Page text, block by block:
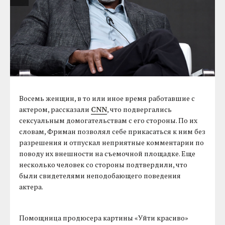
Восемь женщин, в то или иное время работавшие с
актером, рассказали CNN, что подвергались
сексуальным домогательствам с его стороны. По их
словам, Фриман позволял себе прикасаться к ним без
разрешения и отпускал неприятные комментарии по
поводу их внешности на съемочной площадке. Еще
несколько человек со стороны подтвердили, что
были свидетелями неподобающего поведения
актера.
Помощница продюсера картины «Уйти красиво»